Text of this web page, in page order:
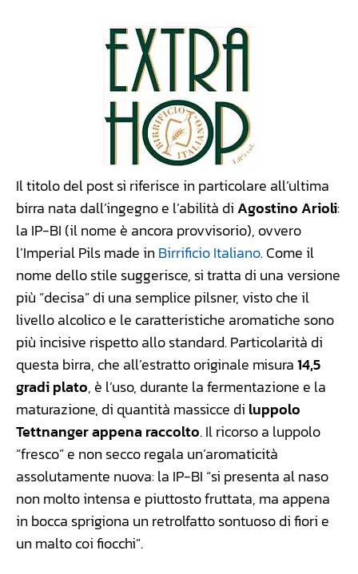
Il titolo del post si riferisce in particolare all’ultima
birra nata dall’ingegno e l’abilità diAgostino Arioli:
la IP-BI (il nome è ancora provvisorio), ovvero
l’Imperial Pils made inBirrificio Italiano. Come il
nome dello stile suggerisce, si tratta di una versione
più “decisa” di una semplice pilsner, visto che il
livello alcolico e le caratteristiche aromatiche sono
più incisive rispetto allo standard. Particolarità di
questa birra, che all’estratto originale misura14,5
gradi plato, è l’uso, durante la fermentazione e la
maturazione, di quantità massicce di luppolo
Tettnanger appena raccolto. Il ricorso a luppolo
“fresco” e non secco regala un’aromaticità
assolutamente nuova: la IP-BI “si presenta al naso
non molto intensa e piuttosto fruttata, ma appena
in bocca sprigiona un retrolfatto sontuoso di fiori e
un malto coi fiocchi”.